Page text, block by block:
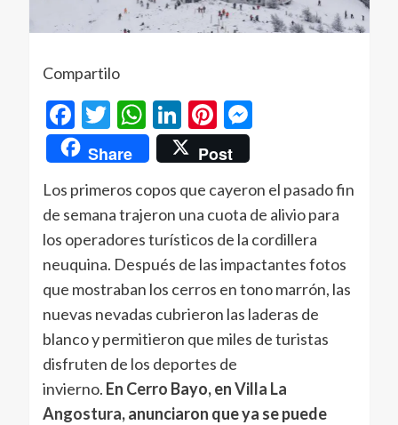
Compartilo
Facebook
Twitter
WhatsApp
LinkedIn
Pinterest
Messenger
Share Post
Los primeros copos que cayeron el pasado fin
de semana trajeron una cuota de alivio para
los operadores turísticos de la cordillera
neuquina. Después de las impactantes fotos
que mostraban los cerros en tono marrón, las
nuevas nevadas cubrieron las laderas de
blanco y permitieron que miles de turistas
disfruten de los deportes de
invierno. En Cerro Bayo, enVilla La
Angostura, anunciaron que ya se puede